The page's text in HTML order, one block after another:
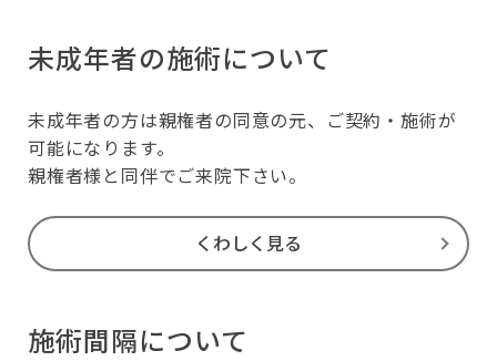
未成年者の施術について
未成年者の方は親権者の同意の元、ご契約・施術が
可能になります。
親権者様と同伴でご来院下さい。
くわしく見る
施術間隔について